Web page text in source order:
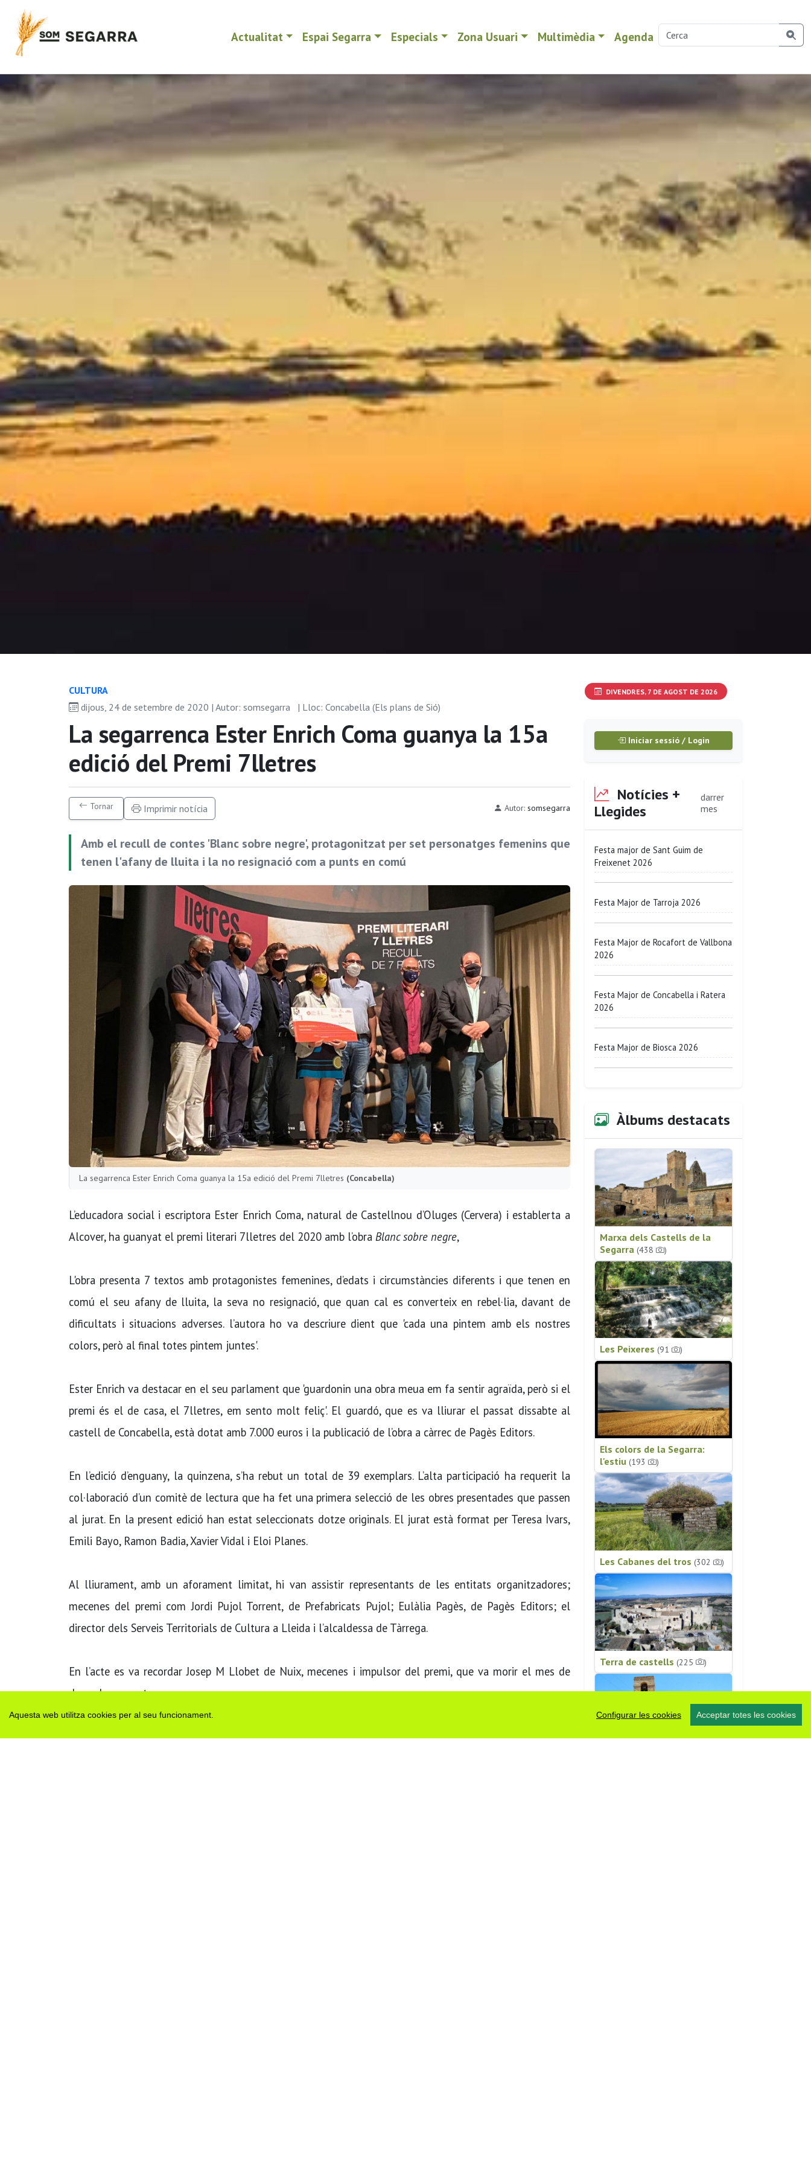
Aquesta web utilitza cookies per al seu funcionament. Configurar les cookies Acceptar totes les cookies
Actualitat Espai Segarra Especials Zona Usuari Multimèdia Agenda
CULTURA
dijous, 24 de setembre de 2020 | Autor: somsegarra
| Lloc: Concabella (Els plans de Sió)
La segarrenca Ester Enrich Coma guanya la 15a
edició del Premi 7lletres
Tornar Imprimir notícia Autor: somsegarra
Amb el recull de contes 'Blanc sobre negre', protagonitzat per set personatges femenins que
tenen l'afany de lluita i la no resignació com a punts en comú
La segarrenca Ester Enrich Coma guanya la 15a edició del Premi 7lletres (Concabella)
L’educadora social i escriptora Ester Enrich Coma, natural de Castellnou d’Oluges (Cervera) i establerta a
Alcover, ha guanyat el premi literari 7lletres del 2020 amb l’obra Blanc sobre negre,
L'obra presenta 7 textos amb protagonistes femenines, d’edats i circumstàncies diferents i que tenen en
comú el seu afany de lluita, la seva no resignació, que quan cal es converteix en rebel·lia, davant de
dificultats i situacions adverses. l’autora ho va descriure dient que 'cada una pintem amb els nostres
colors, però al final totes pintem juntes'.
Ester Enrich va destacar en el seu parlament que 'guardonin una obra meua em fa sentir agraïda, però si el
premi és el de casa, el 7lletres, em sento molt feliç'. El guardó, que es va lliurar el passat dissabte al
castell de Concabella, està dotat amb 7.000 euros i la publicació de l’obra a càrrec de Pagès Editors.
En l’edició d’enguany, la quinzena, s’ha rebut un total de 39 exemplars. L’alta participació ha requerit la
col·laboració d’un comitè de lectura que ha fet una primera selecció de les obres presentades que passen
al jurat. En la present edició han estat seleccionats dotze originals. El jurat està format per Teresa Ivars,
Emili Bayo, Ramon Badia, Xavier Vidal i Eloi Planes.
Al lliurament, amb un aforament limitat, hi van assistir representants de les entitats organitzadores;
mecenes del premi com Jordi Pujol Torrent, de Prefabricats Pujol; Eulàlia Pagès, de Pagès Editors; el
director dels Serveis Territorials de Cultura a Lleida i l’alcaldessa de Tàrrega.
En l’acte es va recordar Josep M Llobet de Nuix, mecenes i impulsor del premi, que va morir el mes de
desembre passat.
Etiquetes:
DIVENDRES, 7 DE AGOST DE 2026
Iniciar sessió / Login
Notícies +
Llegides
darrer
mes
Festa major de Sant Guim de
Freixenet 2026
Festa Major de Tarroja 2026
Festa Major de Rocafort de Vallbona
2026
Festa Major de Concabella i Ratera
2026
Festa Major de Biosca 2026
Àlbums destacats
Marxa dels Castells de la
Segarra (438 )
Les Peixeres (91 )
Els colors de la Segarra:
l'estiu (193 )
Les Cabanes del tros (302 )
Terra de castells (225 )